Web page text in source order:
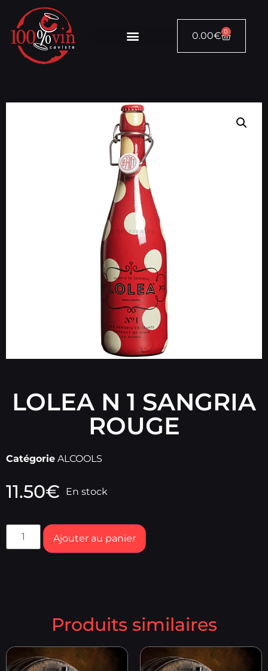
0.00€ 0
LOLEA N 1 SANGRIA
ROUGE
Catégorie ALCOOLS
11.50€ En stock
Ajouter au panier
Produits similaires